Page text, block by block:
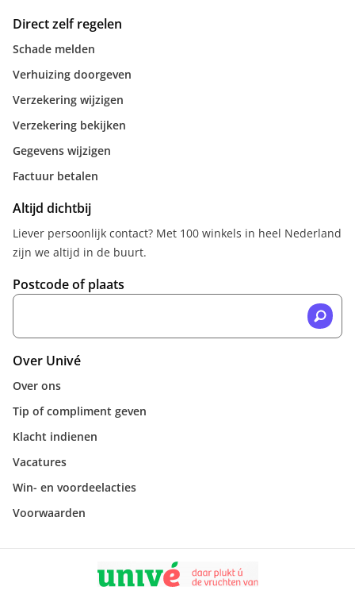
Direct zelf regelen
Schade melden
Verhuizing doorgeven
Verzekering wijzigen
Verzekering bekijken
Gegevens wijzigen
Factuur betalen
Altijd dichtbij
Liever persoonlijk contact? Met 100 winkels in heel Nederland
zijn we altijd in de buurt.
Postcode of plaats
Over Univé
Over ons
Tip of compliment geven
Klacht indienen
Vacatures
Win- en voordeelacties
Voorwaarden